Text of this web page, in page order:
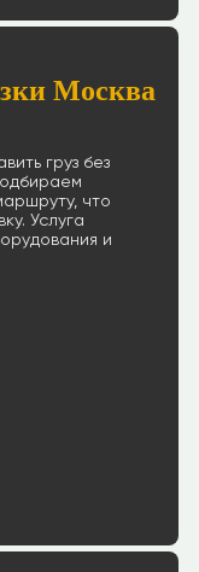
Москва
груз без
что
Услуга
и